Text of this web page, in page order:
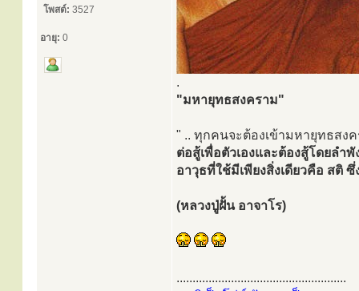
โพสต์: 3527
อายุ: 0
.
"มหายุทธสงคราม"
" .. ทุกคนจะต้องเข้ามหายุทธสง
ต่อสู้เพื่อตัวเองและต้องสู้โดยลำพั
อาวุธที่ใช้มีเพียงสิ่งเดียวคือ สติ
(หลวงปู่ฝั้น อาจาโร)
.....................................................